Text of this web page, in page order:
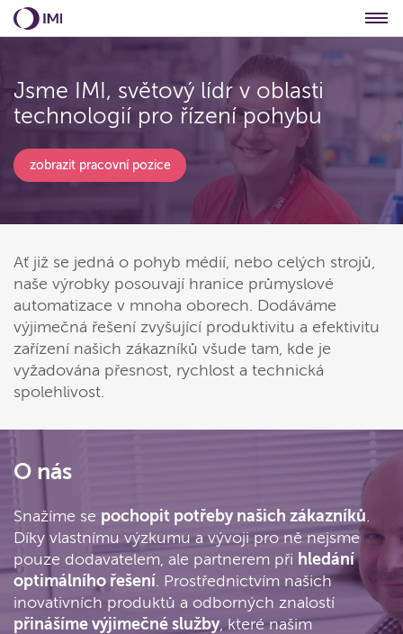
Rosteme a
otevíráme v Brně další
budovu.
Přidáte se?
Jsme IMI, světový lídr v oblasti
technologií pro řízení pohybu
zobrazit pracovní pozice
Ať již se jedná o pohyb médií, nebo celých strojů,
naše výrobky posouvají hranice průmyslové
automatizace v mnoha oborech. Dodáváme
výjimečná řešení zvyšující produktivitu a efektivitu
zařízení našich zákazníků všude tam, kde je
vyžadována přesnost, rychlost a technická
spolehlivost.
O nás
Snažíme se pochopit potřeby našich zákazníků.
Díky vlastnímu výzkumu a vývoji pro ně nejsme
pouze dodavatelem, ale partnerem při hledání
optimálního řešení. Prostřednictvím našich
inovativních produktů a odborných znalostí
přinášíme výjimečné služby, které našim